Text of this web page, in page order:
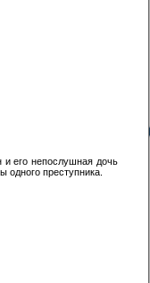
и его непослушная дочь
преступника.